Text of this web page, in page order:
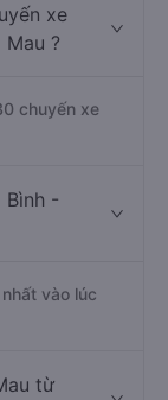
xe
?
chuyến xe
Bình -
vào lúc
từ